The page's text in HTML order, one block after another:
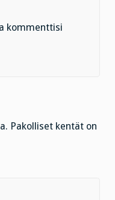
kommenttisi
Pakolliset kentät on